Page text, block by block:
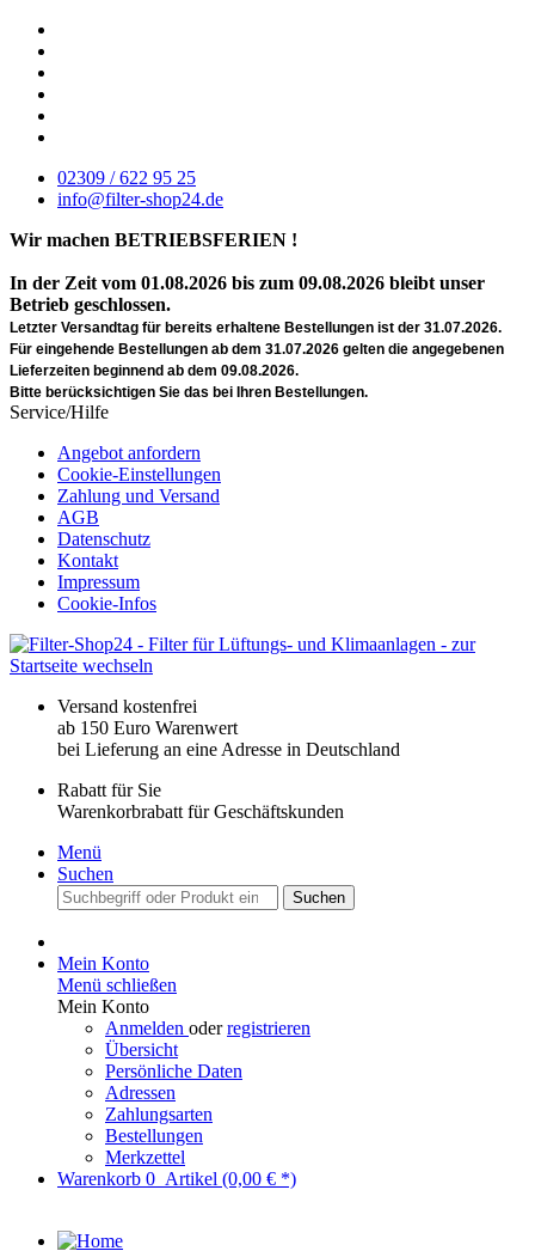
02309 / 622 95 25
info@filter-shop24.de
Wir machen BETRIEBSFERIEN !
In der Zeit vom 01.08.2026 bis zum 09.08.2026 bleibt unser
Betrieb geschlossen.
Letzter Versandtag für bereits erhaltene Bestellungen ist der 31.07.2026.
Für eingehende Bestellungen ab dem 31.07.2026 gelten die angegebenen
Lieferzeiten beginnend ab dem 09.08.2026.
Bitte berücksichtigen Sie das bei Ihren Bestellungen.
Service/Hilfe
Angebot anfordern
Cookie-Einstellungen
Zahlung und Versand
AGB
Datenschutz
Kontakt
Impressum
Cookie-Infos
Versand kostenfrei
ab 150 Euro Warenwert
bei Lieferung an eine Adresse in Deutschland
Rabatt für Sie
Warenkorbrabatt für Geschäftskunden
Menü
Suchen
Suchen
Mein Konto
Menü schließen
Mein Konto
Anmelden oderregistrieren
Übersicht
Persönliche Daten
Adressen
Zahlungsarten
Bestellungen
Merkzettel
Warenkorb 0 Artikel (0,00 € *)